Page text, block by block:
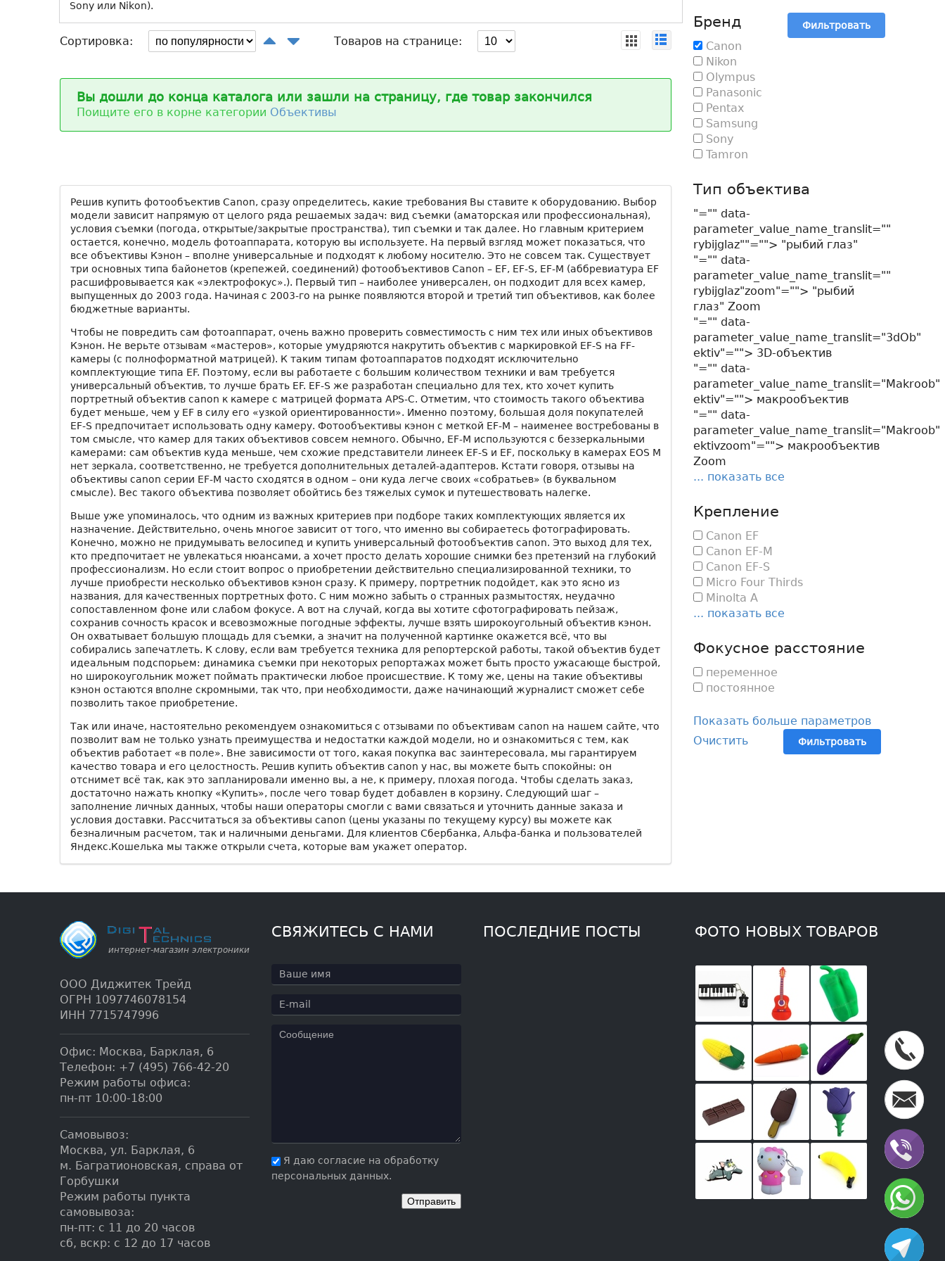
Sony или Nikon).
Сортировка: Товаров на странице:
Вы дошли до конца каталога или зашли на страницу, где товар закончился
Поищите его в корне категории Объективы
Решив купить фотообъектив Сanon, сразу определитесь, какие требования Вы ставите к оборудованию. Выбор
модели зависит напрямую от целого ряда решаемых задач: вид съемки (аматорская или профессиональная),
условия съемки (погода, открытые/закрытые пространства), тип съемки и так далее. Но главным критерием
остается, конечно, модель фотоаппарата, которую вы используете. На первый взгляд может показаться, что
все объективы Кэнон – вполне универсальные и подходят к любому носителю. Это не совсем так. Существует
три основных типа байонетов (крепежей, соединений) фотообъективов Canon – EF, EF-S, EF-M (аббревиатура EF
расшифровывается как «электрофокус».). Первый тип – наиболее универсален, он подходит для всех камер,
выпущенных до 2003 года. Начиная с 2003-го на рынке появляются второй и третий тип объективов, как более
бюджетные варианты.
Чтобы не повредить сам фотоаппарат, очень важно проверить совместимость с ним тех или иных объективов
Кэнон. Не верьте отзывам «мастеров», которые умудряются накрутить объектив с маркировкой EF-S на FF-
камеры (с полноформатной матрицей). К таким типам фотоаппаратов подходят исключительно
комплектующие типа EF. Поэтому, если вы работаете с большим количеством техники и вам требуется
универсальный объектив, то лучше брать EF. EF-S же разработан специально для тех, кто хочет купить
портретный объектив canon к камере с матрицей формата APS-C. Отметим, что стоимость такого объектива
будет меньше, чем у EF в силу его «узкой ориентированности». Именно поэтому, большая доля покупателей
EF-S предпочитает использовать одну камеру. Фотообъективы кэнон с меткой EF-M – наименее востребованы в
том смысле, что камер для таких объективов совсем немного. Обычно, EF-M используются с беззеркальными
камерами: сам объектив куда меньше, чем схожие представители линеек EF-S и EF, поскольку в камерах EOS M
нет зеркала, соответственно, не требуется дополнительных деталей-адаптеров. Кстати говоря, отзывы на
объективы canon серии EF-M часто сходятся в одном – они куда легче своих «собратьев» (в буквальном
смысле). Вес такого объектива позволяет обойтись без тяжелых сумок и путешествовать налегке.
Выше уже упоминалось, что одним из важных критериев при подборе таких комплектующих является их
назначение. Действительно, очень многое зависит от того, что именно вы собираетесь фотографировать.
Конечно, можно не придумывать велосипед и купить универсальный фотообъектив canon. Это выход для тех,
кто предпочитает не увлекаться нюансами, а хочет просто делать хорошие снимки без претензий на глубокий
профессионализм. Но если стоит вопрос о приобретении действительно специализированной техники, то
лучше приобрести несколько объективов кэнон сразу. К примеру, портретник подойдет, как это ясно из
названия, для качественных портретных фото. С ним можно забыть о странных размытостях, неудачно
сопоставленном фоне или слабом фокусе. А вот на случай, когда вы хотите сфотографировать пейзаж,
сохранив сочность красок и всевозможные погодные эффекты, лучше взять широкоугольный объектив кэнон.
Он охватывает большую площадь для съемки, а значит на полученной картинке окажется всё, что вы
собирались запечатлеть. К слову, если вам требуется техника для репортерской работы, такой объектив будет
идеальным подспорьем: динамика съемки при некоторых репортажах может быть просто ужасающе быстрой,
но широкоугольник может поймать практически любое происшествие. К тому же, цены на такие объективы
кэнон остаются вполне скромными, так что, при необходимости, даже начинающий журналист сможет себе
позволить такое приобретение.
Так или иначе, настоятельно рекомендуем ознакомиться с отзывами по объективам canon на нашем сайте, что
позволит вам не только узнать преимущества и недостатки каждой модели, но и ознакомиться с тем, как
объектив работает «в поле». Вне зависимости от того, какая покупка вас заинтересовала, мы гарантируем
качество товара и его целостность. Решив купить объектив canon у нас, вы можете быть спокойны: он
отснимет всё так, как это запланировали именно вы, а не, к примеру, плохая погода. Чтобы сделать заказ,
достаточно нажать кнопку «Купить», после чего товар будет добавлен в корзину. Следующий шаг –
заполнение личных данных, чтобы наши операторы смогли с вами связаться и уточнить данные заказа и
условия доставки. Рассчитаться за объективы canon (цены указаны по текущему курсу) вы можете как
безналичным расчетом, так и наличными деньгами. Для клиентов Сбербанка, Альфа-банка и пользователей
Яндекс.Кошелька мы также открыли счета, которые вам укажет оператор.
Фильтровать
Бренд
Canon
Nikon
Olympus
Panasonic
Pentax
Samsung
Sony
Tamron
Тип объектива
"="" data-
parameter_value_name_translit=""
rybijglaz""=""> "рыбий глаз"
"="" data-
parameter_value_name_translit=""
rybijglaz"zoom"=""> "рыбий
глаз" Zoom
"="" data-
parameter_value_name_translit="3dOb"
ektiv"=""> 3D-объектив
"="" data-
parameter_value_name_translit="Makroob"
ektiv"=""> макрообъектив
"="" data-
parameter_value_name_translit="Makroob"
ektivzoom"=""> макрообъектив
Zoom
... показать все
Крепление
Canon EF
Canon EF-M
Canon EF-S
Micro Four Thirds
Minolta A
... показать все
Фокусное расстояние
переменное
постоянное
Показать больше параметров
Фильтровать
Очистить
ООО Диджитек Трейд
ОГРН 1097746078154
ИНН 7715747996
Офис: Москва, Барклая, 6
Телефон: +7 (495) 766-42-20
Режим работы офиса:
пн-пт 10:00-18:00
Самовывоз:
Москва, ул. Барклая, 6
м. Багратионовская, справа от
Горбушки
Режим работы пункта
самовывоза:
пн-пт: с 11 до 20 часов
сб, вскр: с 12 до 17 часов
СВЯЖИТЕСЬ С НАМИ
Я даю согласие на обработку
персональных данных.
ПОСЛЕДНИЕ ПОСТЫ ФОТО НОВЫХ ТОВАРОВ